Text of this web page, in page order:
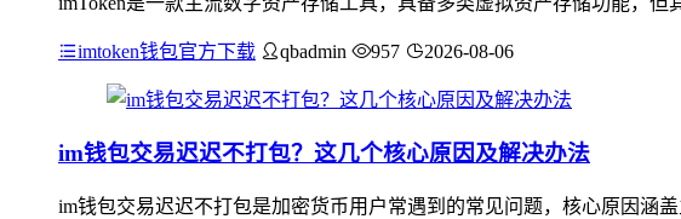
imtoken钱包官方下载 qbadmin 957 2026-08-06
im钱包交易迟迟不打包？这几个核心原因及解决办法
im钱包交易迟迟不打包是加密货币用户常遇到的常见问题，核心原因涵